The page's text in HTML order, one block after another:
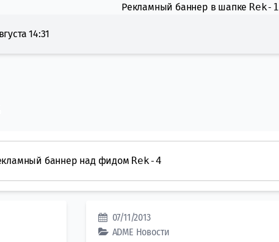
Рекламный баннер в шапке Rek-1
14:31
баннер над фидом Rek-4
07/11/2013
ADME Новости